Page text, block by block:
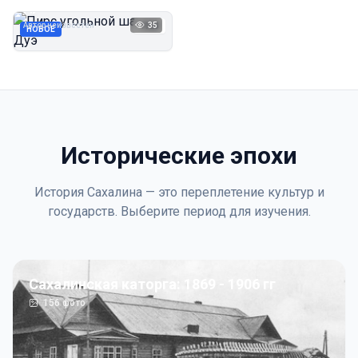
НОВОЕ 1923
Автор неизвестен 35
Исторические эпохи
История Сахалина — это переплетение культур и
государств. Выберите период для изучения.
Сахалинская каторга: 1869 - 1906 гг
156фото